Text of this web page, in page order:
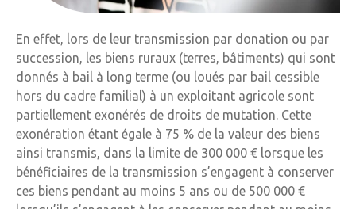
En effet, lors de leur transmission par donation ou par
succession, les biens ruraux (terres, bâtiments) qui sont
donnés à bail à long terme (ou loués par bail cessible
hors du cadre familial) à un exploitant agricole sont
partiellement exonérés de droits de mutation. Cette
exonération étant égale à 75 % de la valeur des biens
ainsi transmis, dans la limite de 300 000 € lorsque les
bénéficiaires de la transmission s’engagent à conserver
ces biens pendant au moins 5 ans ou de 500 000 €